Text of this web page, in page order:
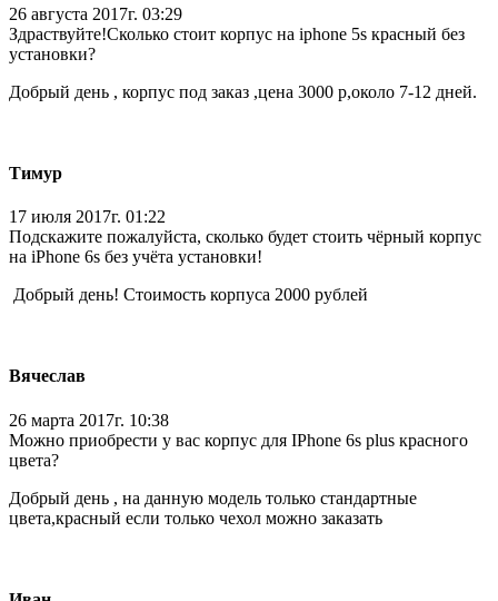
26 августа 2017г. 03:29
Здраствуйте!Сколько стоит корпус на iphone 5s красный без
установки?
Добрый день , корпус под заказ ,цена 3000 р,около 7-12 дней.
Тимур
17 июля 2017г. 01:22
Подскажите пожалуйста, сколько будет стоить чёрный корпус
на iPhone 6s без учёта установки!
Добрый день! Стоимость корпуса 2000 рублей
Вячеслав
26 марта 2017г. 10:38
Можно приобрести у вас корпус для IPhone 6s plus красного
цвета?
Добрый день , на данную модель только стандартные
цвета,красный если только чехол можно заказать